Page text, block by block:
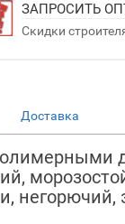
ЗАПРОСИТЬ
Скидки
Доставка
негорючий,